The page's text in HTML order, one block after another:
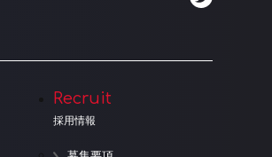
Recruit
採用情報